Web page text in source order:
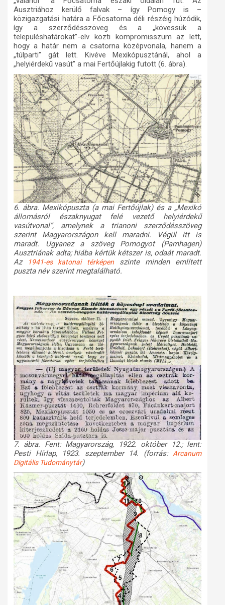
Ausztriához kerülő falvak – így Pomogy is –
közigazgatási határa a Főcsatorna déli részéig húzódik,
így a szerződésszöveg és a „kövessük a
településhatárokat”-elv közti kompromisszum az lett,
hogy a határ nem a csatorna középvonala, hanem a
„túlparti” gát lett. Kivéve Mexikópusztánál, ahol a
„helyiérdekű vasút” a mai Fertőújlakig futott (6. ábra).
6. ábra. Mexikópuszta (a mai Fertőújlak) és a „Mexikó
állomásról északnyugat felé vezető helyiérdekű
vasútvonal”, amelynek a trianoni szerződésszöveg
szerint Magyarországon kell maradni. Végül itt is
maradt. Ugyanez a szöveg Pomogyot (Pamhagen)
Ausztriának adta; hiába kértük kétszer is, odaát maradt.
Az
1941-es katonai térképen
szinte minden említett
puszta név szerint megtalálható.
7. ábra. Fent: Magyarország, 1922. október 12.; lent:
Pesti Hírlap, 1923. szeptember 14. (forrás: Arcanum
Digitális Tudománytár)